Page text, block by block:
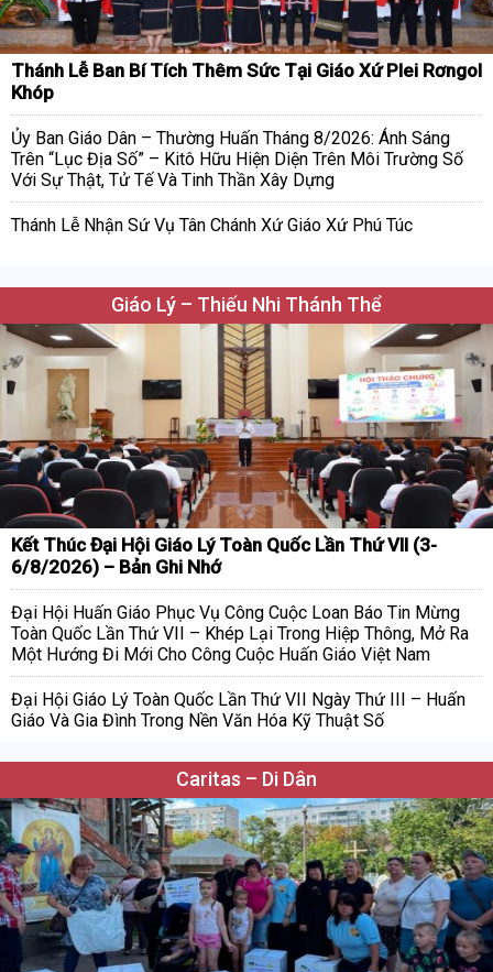
Thánh Lễ Ban Bí Tích Thêm Sức Tại Giáo Xứ Plei Rơngol
Khóp
Ủy Ban Giáo Dân – Thường Huấn Tháng 8/2026: Ánh Sáng
Trên “Lục Địa Số” – Kitô Hữu Hiện Diện Trên Môi Trường Số
Với Sự Thật, Tử Tế Và Tinh Thần Xây Dựng
Thánh Lễ Nhận Sứ Vụ Tân Chánh Xứ Giáo Xứ Phú Túc
Giáo Lý – Thiếu Nhi Thánh Thể
Kết Thúc Đại Hội Giáo Lý Toàn Quốc Lần Thứ VII (3-
6/8/2026) – Bản Ghi Nhớ
Đại Hội Huấn Giáo Phục Vụ Công Cuộc Loan Báo Tin Mừng
Toàn Quốc Lần Thứ VII – Khép Lại Trong Hiệp Thông, Mở Ra
Một Hướng Đi Mới Cho Công Cuộc Huấn Giáo Việt Nam
Đại Hội Giáo Lý Toàn Quốc Lần Thứ VII Ngày Thứ III – Huấn
Giáo Và Gia Đình Trong Nền Văn Hóa Kỹ Thuật Số
Caritas – Di Dân